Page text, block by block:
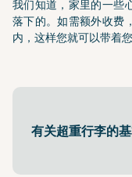
我们知道，家里的一些
落下的。如需额外收费
内，这样您就可以带着
有关超重行李的